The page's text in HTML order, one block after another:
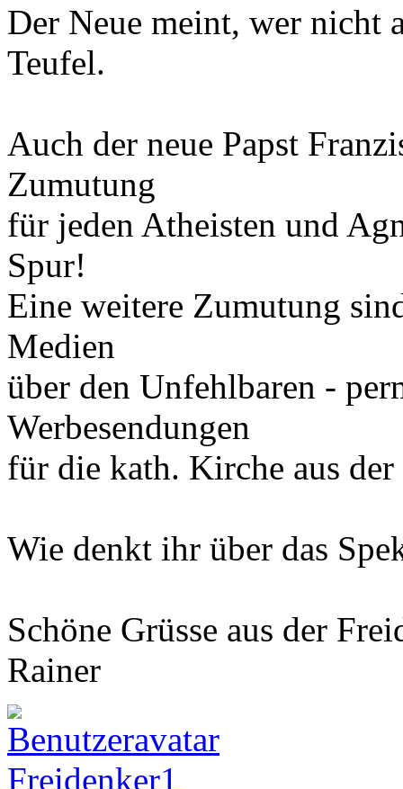
Der Neue meint, wer nicht
Teufel.
Auch der neue Papst
Zumutung
für jeden Atheisten und
Spur!
Eine weitere Zumutung
Medien
über den Unfehlbaren -
Werbesendungen
für die kath. Kirche aus
Wie denkt ihr über das
Schöne Grüsse aus der
Rainer
Freidenker1